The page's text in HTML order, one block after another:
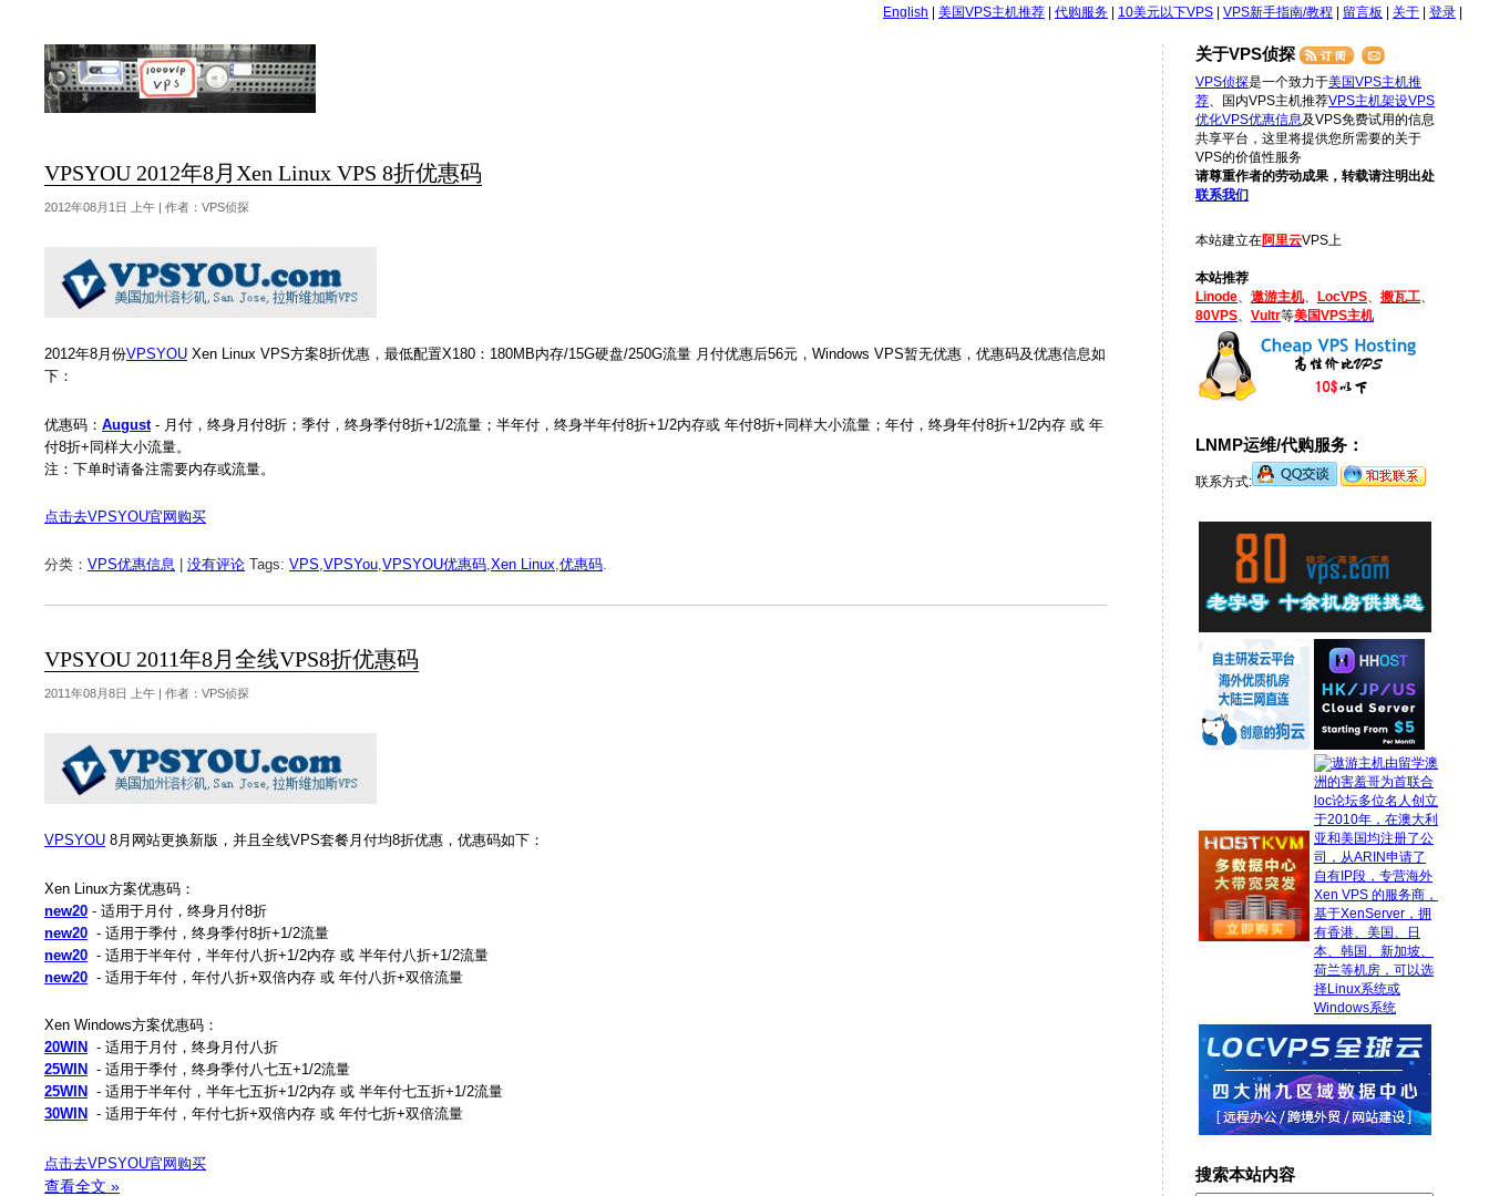
English 美国VPS主机推荐 代购服务 10美元以下VPS VPS新手指南/教程 留言板 关于 登录
VPSYOU 2012年8月Xen Linux VPS 8折优惠码
2012年08月1日 上午 | 作者：VPS侦探
2012年8月份VPSYOU Xen Linux VPS方案8折优惠，最低配置X180：180MB内存/15G硬盘/250G流量 月付优惠后56元，Windows VPS暂无优惠，优惠码及优惠信息如
下：
优惠码： August- 月付，终身月付8折；季付，终身季付8折+1/2流量；半年付，终身半年付8折+1/2内存或 年付8折+同样大小流量；年付，终身年付8折+1/2内存 或 年
付8折+同样大小流量。
注：下单时请备注需要内存或流量。
点击去VPSYOU官网购买
分类： VPS优惠信息 没有评论 Tags: VPS,VPSYou,VPSYOU优惠码,Xen Linux,优惠码.
VPSYOU 2011年8月全线VPS8折优惠码
2011年08月8日 上午 | 作者：VPS侦探
VPSYOU 8月网站更换新版，并且全线VPS套餐月付均8折优惠，优惠码如下：
Xen Linux方案优惠码：
new20 - 适用于月付，终身月付8折
new20 - 适用于季付，终身季付8折+1/2流量
new20 - 适用于半年付，半年付八折+1/2内存 或 半年付八折+1/2流量
new20 - 适用于年付，年付八折+双倍内存 或 年付八折+双倍流量
Xen Windows方案优惠码：
20WIN
- 适用于月付，终身月付八折
25WIN
- 适用于季付，终身季付八七五+1/2流量
25WIN
- 适用于半年付，半年七五折+1/2内存 或 半年付七五折+1/2流量
30WIN
- 适用于年付，年付七折+双倍内存 或 年付七折+双倍流量
点击去VPSYOU官网购买
查看全文 »
关于VPS侦探
VPS侦探是一个致力于美国VPS主机推
荐 、国内VPS主机推荐VPS主机架设VPS
优化VPS优惠信息 及VPS免费试用的信息
共享平台，这里将提供您所需要的关于
VPS的价值性服务
请尊重作者的劳动成果，转载请注明出处
联系我们
本站建立在阿里云VPS上
本站推荐
Linode
遨游主机、 LocVPS 搬瓦工
80VPS
Vultr等美国VPS主机
LNMP运维/代购服务：
联系方式:
搜索本站内容